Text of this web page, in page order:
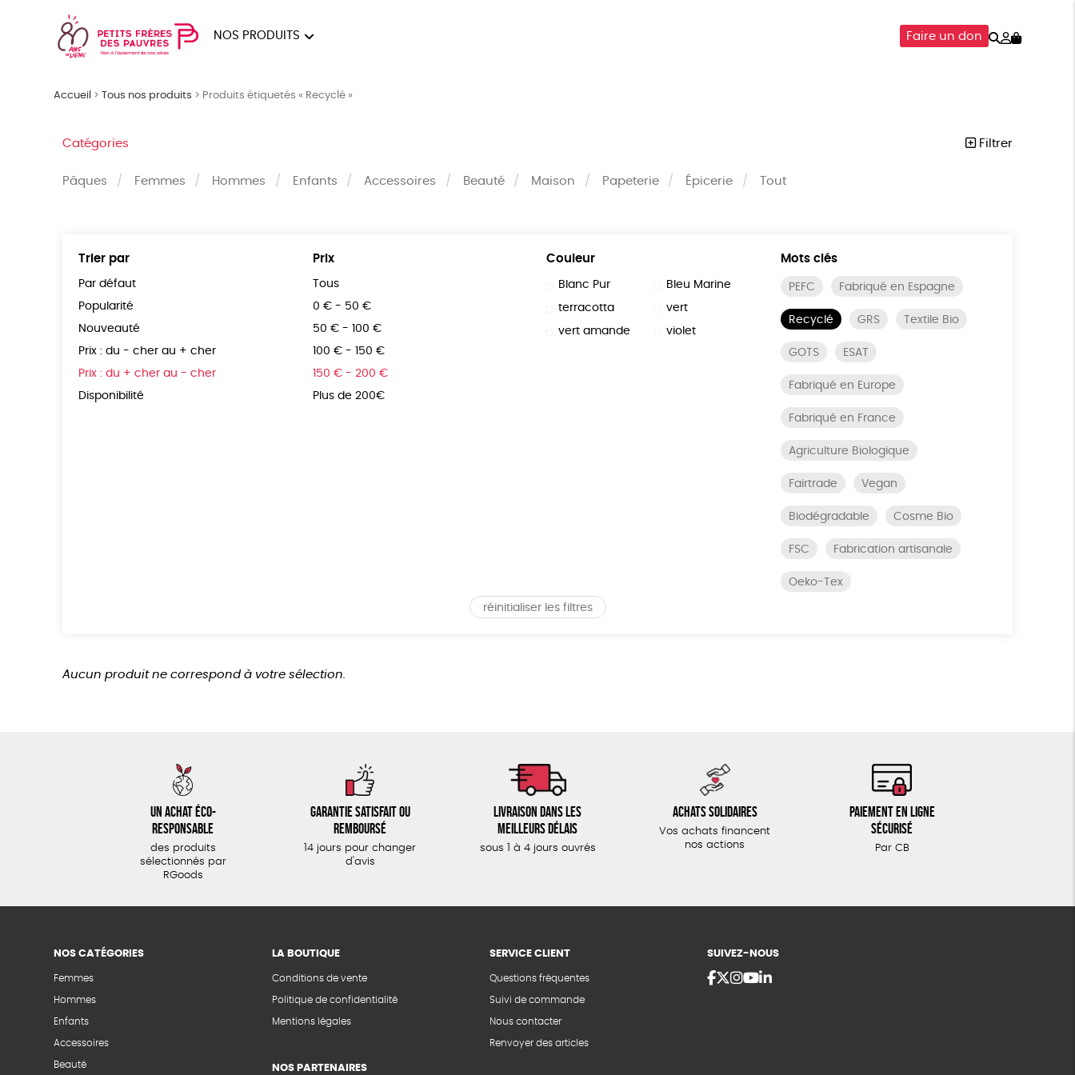
NOS PRODUITS Faire un don Rechercher
Mon
Accueil >Tous nos produits > Produits étiquetés « Recyclé »
Catégories Filtrer
Pâques Femmes Hommes Enfants Accessoires Beauté Maison Papeterie Épicerie Tout
Trier par
Par défaut
Popularité
Nouveauté
Prix : du - cher au + cher
Prix : du + cher au - cher
Disponibilité
Prix
Tous
0 € - 50 €
50 € - 100 €
100 € - 150 €
150 € - 200 €
Plus de 200€
Couleur
Blanc Pur Bleu Marine
terracotta vert
vert amande violet
Mots clés
PEFC Fabriqué en Espagne
Recyclé GRS Textile Bio
GOTS ESAT
Fabriqué en Europe
Fabriqué en France
Agriculture Biologique
Fairtrade Vegan
Biodégradable Cosme Bio
FSC Fabrication artisanale
Oeko-Tex
réinitialiser les filtres
Aucun produit ne correspond à votre sélection.
Un achat éco-
responsable
des produits
sélectionnés par
RGoods
Garantie satisfait ou
remboursé
14 jours pour changer
d'avis
Livraison dans les
meilleurs délais
sous 1 à 4 jours ouvrés
Achats solidaires
Vos achats financent
nos actions
Paiement en ligne
sécurisé
Par CB
NOS CATÉGORIES
Femmes
Hommes
Enfants
Accessoires
Beauté
LA BOUTIQUE
Conditions de vente
Politique de confidentialité
Mentions légales
NOS PARTENAIRES
SERVICE CLIENT
Questions fréquentes
Suivi de commande
Nous contacter
Renvoyer des articles
SUIVEZ-NOUS